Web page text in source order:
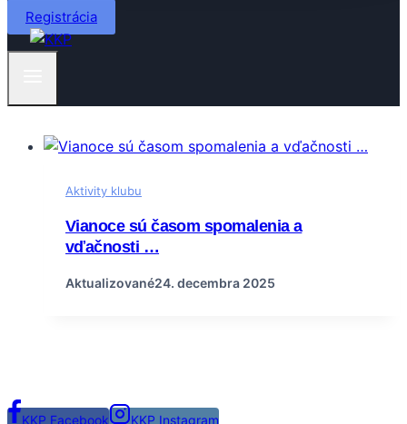
Registrácia
Aktivity klubu
Vianoce sú časom spomalenia a
vďačnosti …
Aktualizované24. decembra 2025
KKP Facebook KKP Instagram